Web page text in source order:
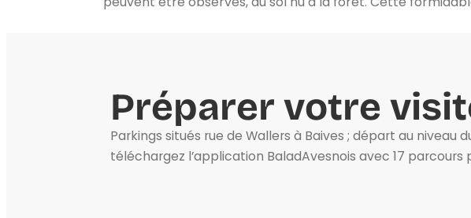
Préparer votre
Parkings situés rue de Wallers à Baives ; départ au niveau
téléchargez l’application BaladAvesnois avec 17